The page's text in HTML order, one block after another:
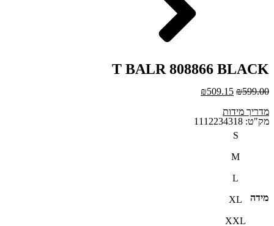
T BALR 808866 BLACK
₪599.00
₪509.15
מדריך מידות
מק"ט: 1112234318
מידה
S
M
L
XL
XXL